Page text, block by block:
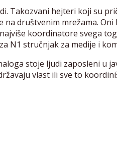
Takozvani hejteri koji su
na društvenim mrežama.
koordinatore svega
N1 stručnjak za medije i
stoje ljudi zaposleni u
vlast ili sve to